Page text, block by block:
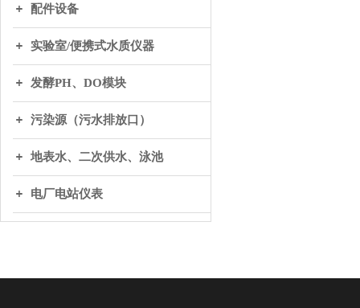
配件设备
实验室/便携式水质仪器
发酵PH、DO模块
污染源（污水排放口）
地表水、二次供水、泳池
电厂电站仪表